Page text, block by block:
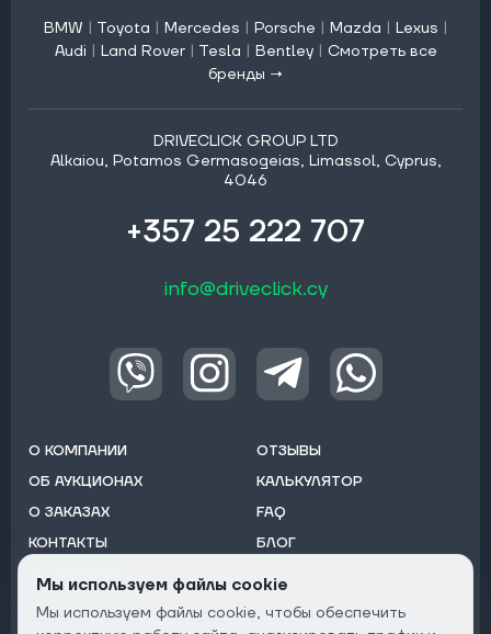
BMW | Toyota | Mercedes | Porsche | Mazda | Lexus |
Audi | Land Rover | Tesla | Bentley | Смотреть все
бренды →
DRIVECLICK GROUP LTD
Alkaiou, Potamos Germasogeias, Limassol, Cyprus,
4046
+357 25 222 707
info@driveclick.cy
О КОМПАНИИ
ОБ АУКЦИОНАХ
О ЗАКАЗАХ
КОНТАКТЫ
ОТЗЫВЫ
КАЛЬКУЛЯТОР
FAQ
БЛОГ
Подписаться на рассылку:
Мы используем файлы cookie
Мы используем файлы cookie, чтобы обеспечить